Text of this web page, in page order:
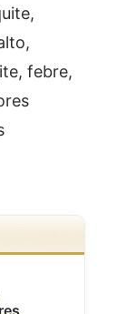
febre,